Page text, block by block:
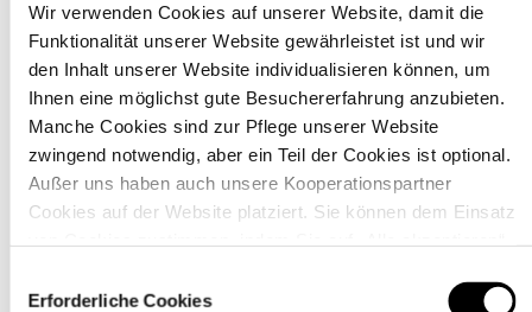
Wir verwenden Cookies auf unserer Website, damit die
Funktionalität unserer Website gewährleistet ist und wir
den Inhalt unserer Website individualisieren können, um
Ihnen eine möglichst gute Besuchererfahrung anzubieten.
Manche Cookies sind zur Pflege unserer Website
zwingend notwendig, aber ein Teil der Cookies ist optional.
Außer uns haben auch unsere Kooperationspartner
Cookies auf der Website platziert. Sie können dem Einsatz
über den Link „Cookie-Einstellungen
Erforderliche Cookies
Material